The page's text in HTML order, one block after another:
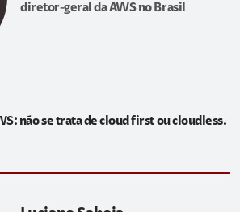
diretor-geral da AWS no Brasil
não se trata de cloud first ou cloudless.